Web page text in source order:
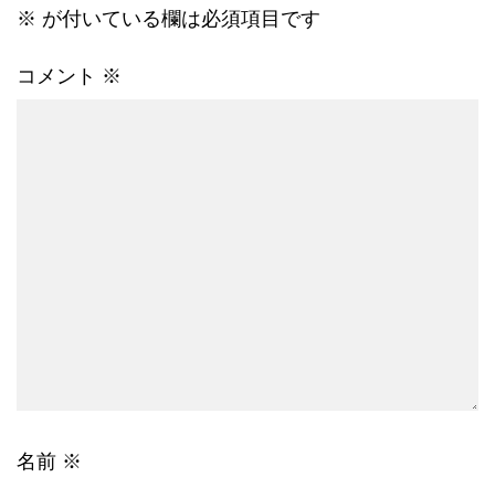
※ が付いている欄は必須項目です
コメント ※
名前 ※